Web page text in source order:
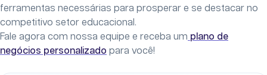
ferramentas necessárias para prosperar e se destacar no
competitivo setor educacional.
Fale agora com nossa equipe e receba um plano de
negócios personalizado para você!